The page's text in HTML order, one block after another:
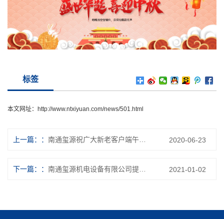
标签
本文网址： http://www.ntxiyuan.com/news/501.html
上一篇： 2020-06-23
下一篇： 2021-01-02